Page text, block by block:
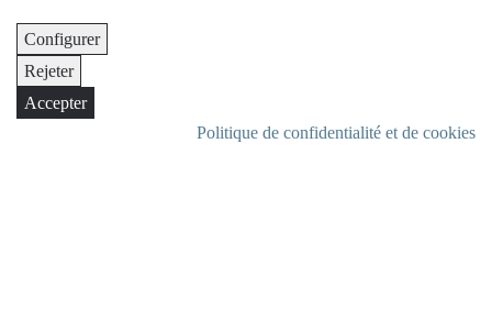
Configurer
Rejeter
Accepter
Politique de confidentialité et de cookies